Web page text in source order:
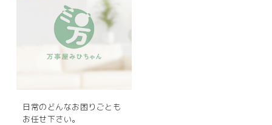
日常のどんなお困りごとも
お任せ下さい。